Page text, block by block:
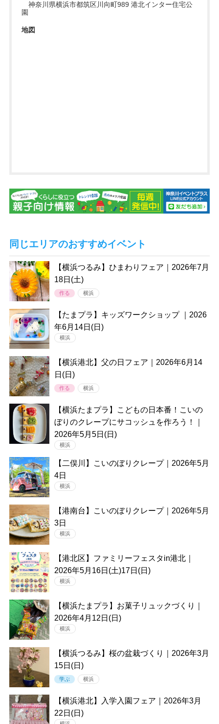
神奈川県横浜市都筑区川向町989 港北インター住宅公
園
地図
同じエリアのおすすめイベント
【横浜つるみ】ひまわりフェア｜2026年7月
18日(土)
作る 横浜
【たまプラ】キッズワークショップ ｜2026
年6月14日(日)
横浜
【横浜港北】父の日フェア｜2026年6月14
日(日)
作る 横浜
【横浜たまプラ】こどもの日本番！こいの
ぼりのクレープにサコッシュを作ろう！｜
2026年5月5日(日)
横浜
【二俣川】こいのぼりクレープ｜2026年5月
4日
横浜
【港南台】こいのぼりクレープ｜2026年5月
3日
横浜
【港北区】ファミリーフェスタin港北｜
2026年5月16日(土)17日(日)
横浜
【横浜たまプラ】お菓子リュックづくり｜
2026年4月12日(日)
横浜
【横浜つるみ】桜の盆栽づくり｜2026年3月
15日(日)
学ぶ 横浜
【横浜港北】入学入園フェア｜2026年3月
22日(日)